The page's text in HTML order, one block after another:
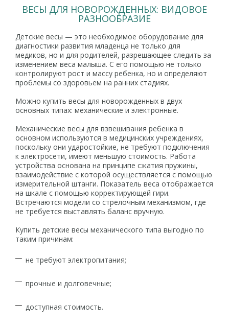
ВЕСЫ ДЛЯ НОВОРОЖДЕННЫХ: ВИДОВОЕ
РАЗНООБРАЗИЕ
Детские весы — это необходимое оборудование для
диагностики развития младенца не только для
медиков, но и для родителей, разрешающее следить за
изменением веса малыша. С его помощью не только
контролируют рост и массу ребенка, но и определяют
проблемы со здоровьем на ранних стадиях.
Можно купить весы для новорожденных в двух
основных типах: механические и электронные.
Механические весы для взвешивания ребенка в
основном используются в медицинских учреждениях,
поскольку они ударостойкие, не требуют подключения
к электросети, имеют меньшую стоимость. Работа
устройства основана на принципе сжатия пружины,
взаимодействие с которой осуществляется с помощью
измерительной штанги. Показатель веса отображается
на шкале с помощью корректирующей гири.
Встречаются модели со стрелочным механизмом, где
не требуется выставлять баланс вручную.
Купить детские весы механического типа выгодно по
таким причинам:
не требуют электропитания;
прочные и долговечные;
доступная стоимость.